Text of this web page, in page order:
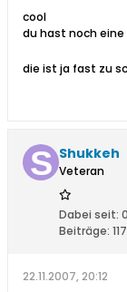
cool
du hast noch
die ist ja fast zu
Shukkeh
Veteran
Dabei seit:
Beiträge:
22.11.2007, 20:12